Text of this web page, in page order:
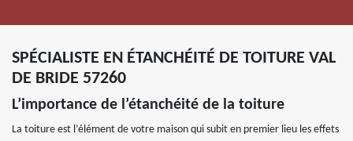
SPÉCIALISTE EN ÉTANCHÉITÉ DE TOITURE VAL
DE BRIDE 57260
L’importance de l’étanchéité de la toiture
La toiture est l’élément de votre maison qui subit en premier lieu les effets